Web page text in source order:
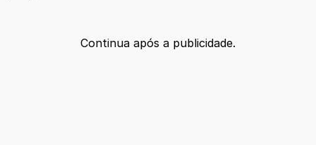
Continua após a publicidade.